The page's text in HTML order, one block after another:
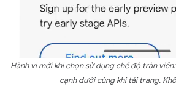
Hành vi mới khi chọn sử dụng chế độ tràn
cạnh dưới cùng khi tải trang.